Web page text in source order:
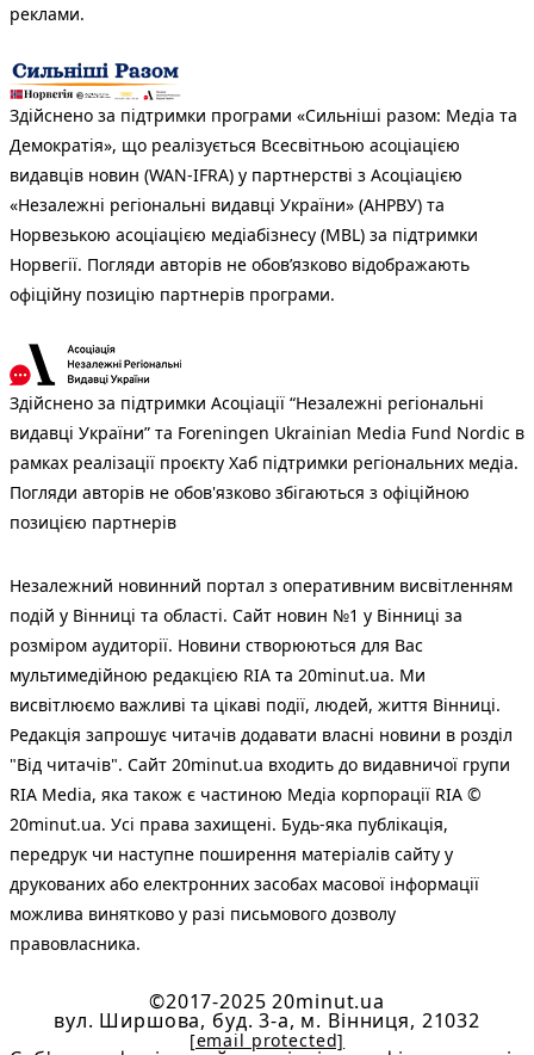
реклами.
Здійснено за підтримки програми «Сильніші разом: Медіа та
Демократія», що реалізується Всесвітньою асоціацією
видавців новин (WAN-IFRA) у партнерстві з Асоціацією
«Незалежні регіональні видавці України» (АНРВУ) та
Норвезькою асоціацією медіабізнесу (MBL) за підтримки
Норвегії. Погляди авторів не обов’язково відображають
офіційну позицію партнерів програми.
Здійснено за підтримки Асоціації “Незалежні регіональні
видавці України” та Foreningen Ukrainian Media Fund Nordic в
рамках реалізації проєкту Хаб підтримки регіональних медіа.
Погляди авторів не обов'язково збігаються з офіційною
позицією партнерів
Незалежний новинний портал з оперативним висвітленням
подій у Вінниці та області. Сайт новин №1 у Вінниці за
розміром аудиторії. Новини створюються для Вас
мультимедійною редакцією RIA та 20minut.ua. Ми
висвітлюємо важливі та цікаві події, людей, життя Вінниці.
Редакція запрошує читачів додавати власні новини в розділ
"Від читачів". Сайт 20minut.ua входить до видавничої групи
RIA Media, яка також є частиною Медіа корпорації RIA ©
20minut.ua. Усі права захищені. Будь-яка публiкацiя,
передрук чи наступне поширення матеріалів сайту у
друкованих або електронних засобах масової інформації
можлива винятково у разі письмового дозволу
правовласника.
©2017-2025 20minut.ua
вул. Ширшова, буд. 3-а, м. Вінниця, 21032
[email protected]